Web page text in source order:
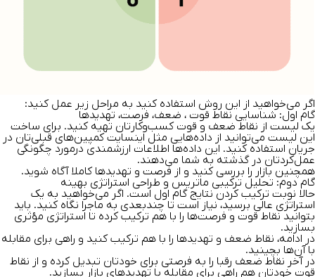
اگر می‌خواهید از این روش استفاده کنید به مراحل زیر عمل کنید:
گام اول: شناسایی نقاط قوت ، ضعف، فرصت‌، تهدیدها
یک لیست از نقاط ضعف و قوت کسب‌و‌کارتان تهیه کنید. برای ساخت
این لیست می‌توانید از داده‌هایی مثل اینسایت کمپین‌های قبلی‌تان در
جریان استفاده کنید. این داده‌ها اطلاعات ارزشمندی در‌مورد چگونگی
عمل‌کردتان در گذشته به شما می‌دهند.
همچنین بازار را بررسی کنید و از فرصت‌ و تهدید‌ها کاملا آگاه شوید.
گام دوم: تحلیل ترکیبی ماتریس و طراحی استراتژی بهینه
حالا نوبت ترکیب کردن نتایج گام اول است. اگر می‌خواهید به یک
استراتژی عالی برسید، نیاز است تا چندبعدی به ماجرا نگاه کنید. باید
بتوانید نقاط قوت و فرصت‌ها را با هم ترکیب کرده تا استراتژی مؤثری
بسازید.
در ادامه، نقاط ضعف و تهدیدها را با هم ترکیب کنید و راهی برای مقابله
با آن‌ها بچینید.
در آخر نقاط ضعف رقبا را به فرصتی برای خودتان تبدیل کرده و از نقاط
قوت خودتان هم راهی برای مقابله با تهدید‌های بازار بسازید.